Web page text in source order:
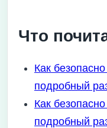
Что
Как
подробный
Как
подробный